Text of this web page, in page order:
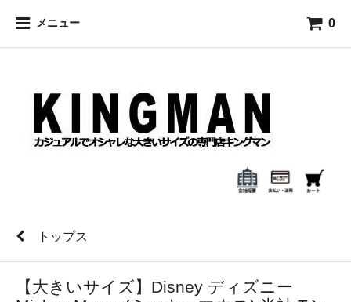
メニュー 0
トップス
【大きいサイズ】Disney ディズニー